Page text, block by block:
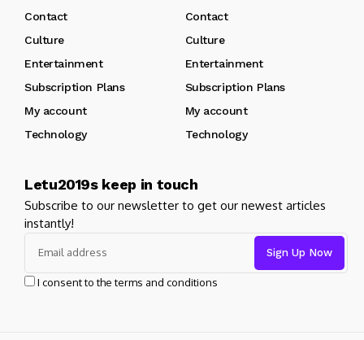
Contact
Contact
Culture
Culture
Entertainment
Entertainment
Subscription Plans
Subscription Plans
My account
My account
Technology
Technology
Letu2019s keep in touch
Subscribe to our newsletter to get our newest articles
instantly!
I consent to the terms and conditions